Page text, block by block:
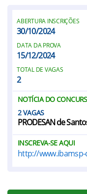
ABERTURA INSCRIÇÕES
30/10/2024
DATA DA PROVA
15/12/2024
TOTAL DE VAGAS
2
NOTÍCIA DO
2
PRODESAN de
INSCREVA-SE AQUI
http://